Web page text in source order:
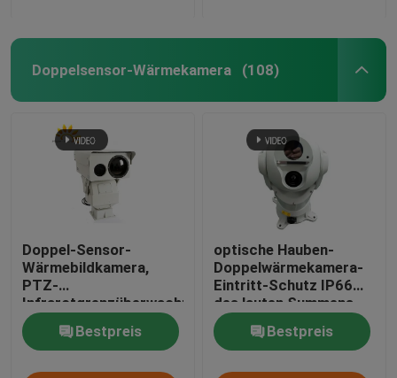
Doppelsensor-Wärmekamera (108)
Doppel-Sensor-
Wärmebildkamera,
PTZ-
Infrarotgrenzüberwachungskamera
Bestpreis
optische Hauben-
Doppelwärmekamera-
Eintritt-Schutz IP66
des lauten Summens
36X
Bestpreis